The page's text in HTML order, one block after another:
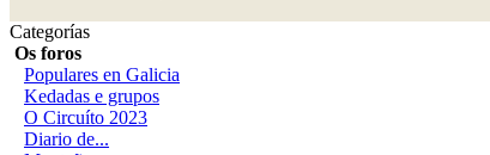
Categorías
Os foros
Populares en Galicia
Kedadas e grupos
O Circuíto 2023
Diario de...